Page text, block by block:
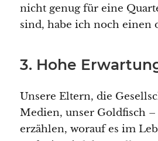
nicht genug für eine
sind, habe ich noch einen
3. Hohe
Unsere Eltern, die
Medien, unser Goldfisch
erzählen, worauf es im